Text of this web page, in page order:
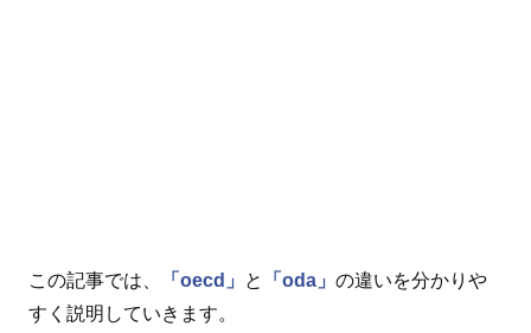
この記事では、 「oecd」 と 「oda」 の違いを分かりや
すく説明していきます。